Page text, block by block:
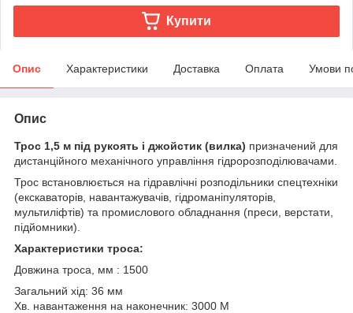
Купити
Опис Характеристики Доставка Оплата Умови
Опис
Трос 1,5 м під рукоять і джойстик (вилка) призначений для
дистанційного механічного управління гідророзподілювачами.
Трос встановлюється на гідравлічні розподільники спецтехніки
(екскаваторів, навантажувачів, гідроманіпуляторів,
мультиліфтів) та промислового обладнання (преси, верстати,
підйомники).
Характеристики троса:
Довжина троса, мм : 1500
Загальний хід: 36 мм
Хв. навантаження на наконечник: 3000 М